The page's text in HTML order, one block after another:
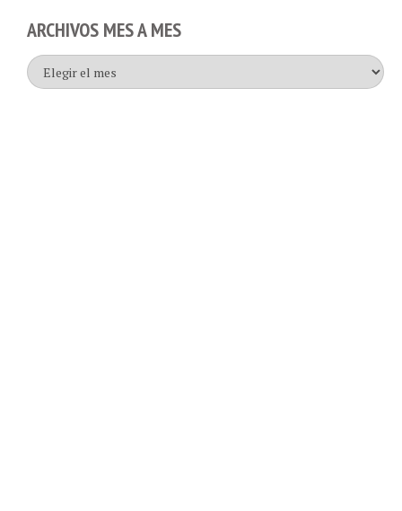
ARCHIVOS MES A MES
Archivos
mes